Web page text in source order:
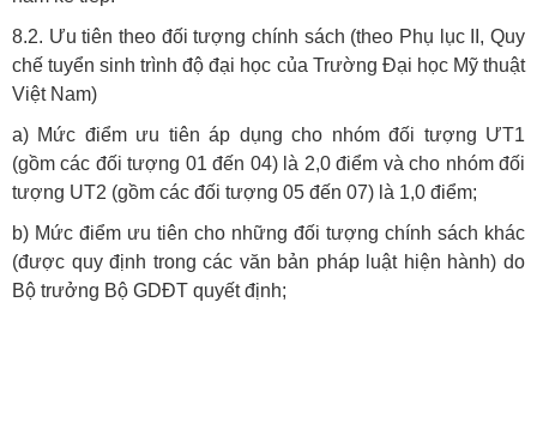
8.2. Ưu tiên theo đối tượng chính sách (theo Phụ lục II, Quy
chế tuyển sinh trình độ đại học của Trường Đại học Mỹ thuật
Việt Nam)
a) Mức điểm ưu tiên áp dụng cho nhóm đối tượng ƯT1
(gồm các đối tượng 01 đến 04) là 2,0 điểm và cho nhóm đối
tượng UT2 (gồm các đối tượng 05 đến 07) là 1,0 điểm;
b) Mức điểm ưu tiên cho những đối tượng chính sách khác
(được quy định trong các văn bản pháp luật hiện hành) do
Bộ trưởng Bộ GDĐT quyết định;